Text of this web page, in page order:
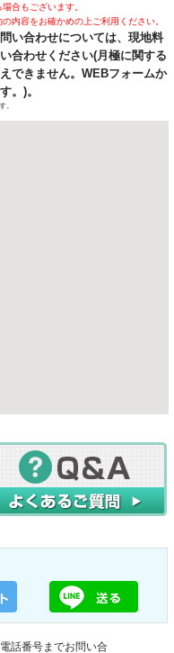
合もございます。
内容をお確かめの上ご利用ください。
い合わせについては、現地料
合わせください(月極に関する
できません。WEBフォームか
。)。
。
話番号までお問い合